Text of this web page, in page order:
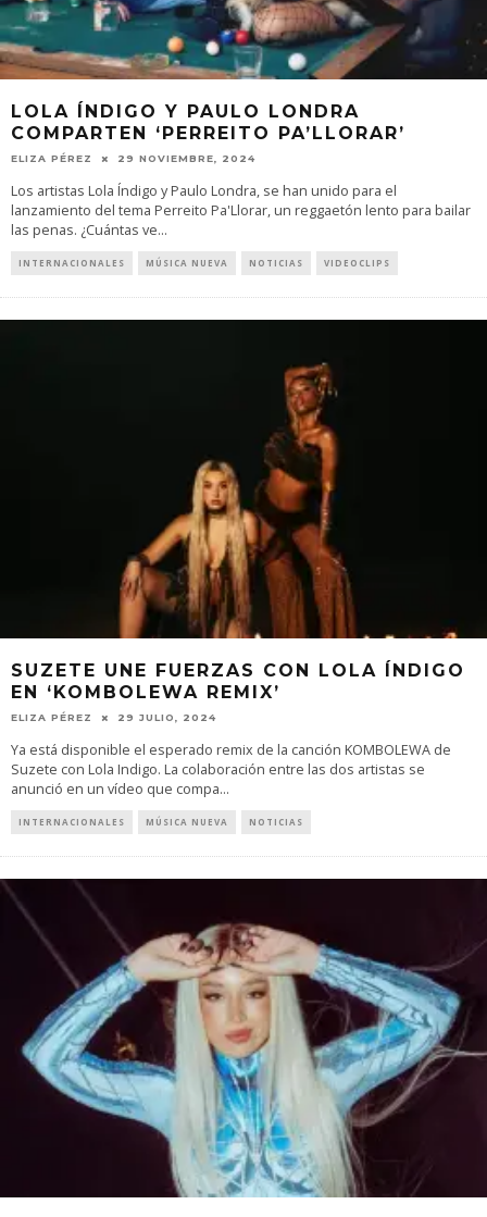
LOLA ÍNDIGO Y PAULO LONDRA
COMPARTEN ‘PERREITO PA’LLORAR’
ELIZA PÉREZ 29 NOVIEMBRE, 2024
Los artistas Lola Índigo y Paulo Londra, se han unido para el
lanzamiento del tema Perreito Pa'Llorar, un reggaetón lento para bailar
las penas. ¿Cuántas ve...
INTERNACIONALES MÚSICA NUEVA NOTICIAS VIDEOCLIPS
SUZETE UNE FUERZAS CON LOLA ÍNDIGO
EN ‘KOMBOLEWA REMIX’
ELIZA PÉREZ 29 JULIO, 2024
Ya está disponible el esperado remix de la canción KOMBOLEWA de
Suzete con Lola Indigo. La colaboración entre las dos artistas se
anunció en un vídeo que compa...
INTERNACIONALES MÚSICA NUEVA NOTICIAS